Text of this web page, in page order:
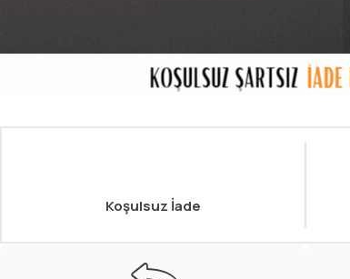
Koşulsuz İade